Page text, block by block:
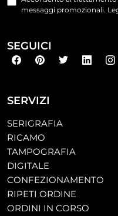
SERVIZI
SERIGRAFIA
RICAMO
TAMPOGRAFIA
DIGITALE
CONFEZIONAMENTO
RIPETI ORDINE
ORDINI IN CORSO
messaggi promozionali.
SEGUICI